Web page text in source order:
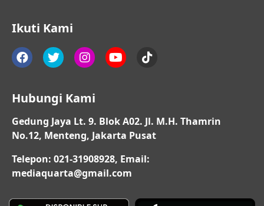
Ikuti Kami
Hubungi Kami
Gedung Jaya Lt. 9. Blok A02. Jl. M.H. Thamrin
No.12, Menteng, Jakarta Pusat
Telepon: 021-31908928, Email:
mediaquarta@gmail.com